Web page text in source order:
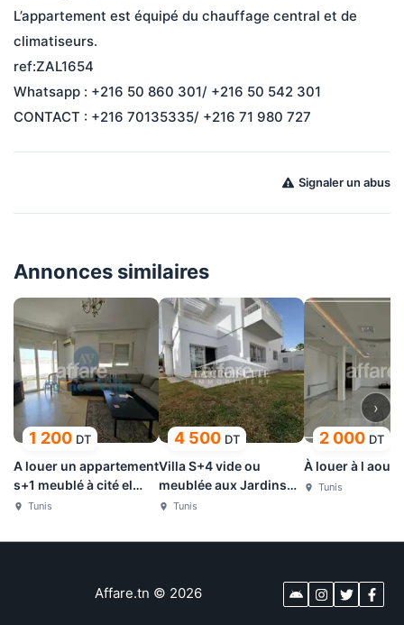
L’appartement est équipé du chauffage central et de
climatiseurs.
ref:ZAL1654
Whatsapp : +216 50 860 301/ +216 50 542 301
CONTACT : +216 70135335/ +216 71 980 727
Signaler un abus
Annonces similaires
1 200 DT
A louer un appartement
s+1 meublé à cité el
Wahat
Tunis
4 500 DT
Villa S+4 vide ou
meublée aux Jardins
de L aouina MVL0127
Tunis
2 000 DT
À louer à l
Tunis
›
Affare.tn © 2026